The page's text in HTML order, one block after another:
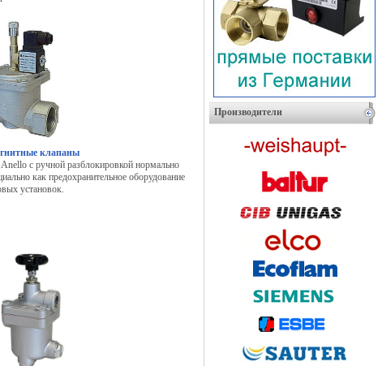
клапаны
с ручной разблокировкой нормально
как предохранительное оборудование
установок.
Производители